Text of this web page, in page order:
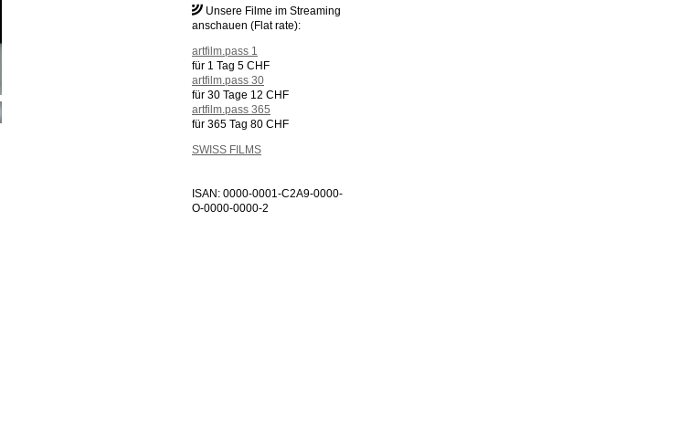
Unsere Filme im Streaming
anschauen (Flat rate):
artfilm.pass 1
für 1 Tag 5 CHF
artfilm.pass 30
für 30 Tage 12 CHF
artfilm.pass 365
für 365 Tag 80 CHF
SWISS FILMS
ISAN: 0000-0001-C2A9-0000-
O-0000-0000-2